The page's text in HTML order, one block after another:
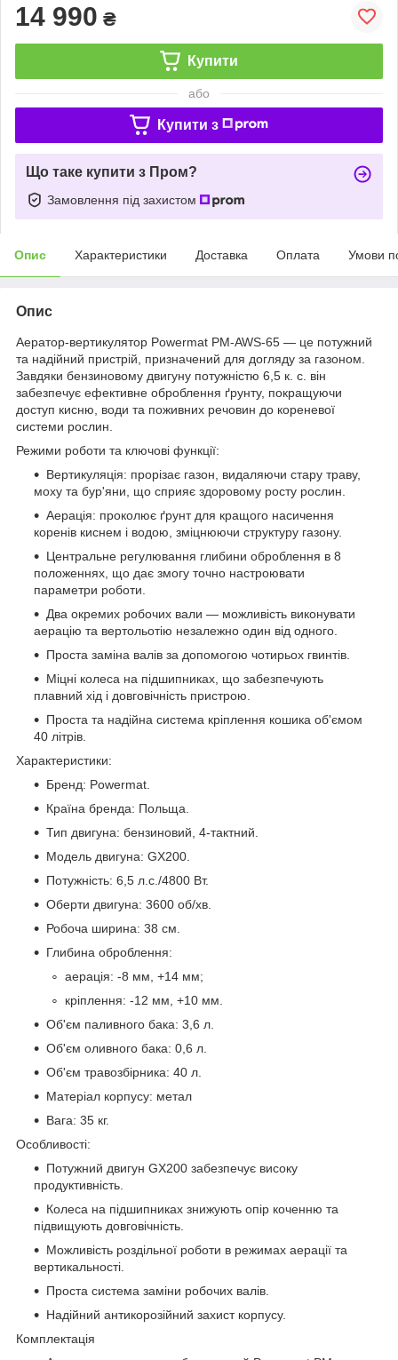
14 990 ₴
Купити
або
Купити з
Що таке купити з Пром?
Замовлення під захистом
Опис Характеристики Доставка Оплата Умови
Опис
Аератор-вертикулятор Powermat PM-AWS-65 — це потужний
та надійний пристрій, призначений для догляду за газоном.
Завдяки бензиновому двигуну потужністю 6,5 к. с. він
забезпечує ефективне оброблення ґрунту, покращуючи
доступ кисню, води та поживних речовин до кореневої
системи рослин.
Режими роботи та ключові функції:
Вертикуляція: прорізає газон, видаляючи стару траву,
моху та бур'яни, що сприяє здоровому росту рослин.
Аерація: проколює ґрунт для кращого насичення
коренів киснем і водою, зміцнюючи структуру газону.
Центральне регулювання глибини оброблення в 8
положеннях, що дає змогу точно настроювати
параметри роботи.
Два окремих робочих вали — можливість виконувати
аерацію та вертольотію незалежно один від одного.
Проста заміна валів за допомогою чотирьох гвинтів.
Міцні колеса на підшипниках, що забезпечують
плавний хід і довговічність пристрою.
Проста та надійна система кріплення кошика об'ємом
40 літрів.
Характеристики:
Бренд: Powermat.
Країна бренда: Польща.
Тип двигуна: бензиновий, 4-тактний.
Модель двигуна: GX200.
Потужність: 6,5 л.с./4800 Вт.
Оберти двигуна: 3600 об/хв.
Робоча ширина: 38 см.
Глибина оброблення:
аерація: -8 мм, +14 мм;
кріплення: -12 мм, +10 мм.
Об'єм паливного бака: 3,6 л.
Об'єм оливного бака: 0,6 л.
Об'єм травозбірника: 40 л.
Матеріал корпусу: метал
Вага: 35 кг.
Особливості:
Потужний двигун GX200 забезпечує високу
продуктивність.
Колеса на підшипниках знижують опір коченню та
підвищують довговічність.
Можливість роздільної роботи в режимах аерації та
вертикальності.
Проста система заміни робочих валів.
Надійний антикорозійний захист корпусу.
Комплектація